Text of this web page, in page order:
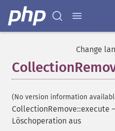
Change
(No version information
CollectionRemove::execute
Löschoperation aus